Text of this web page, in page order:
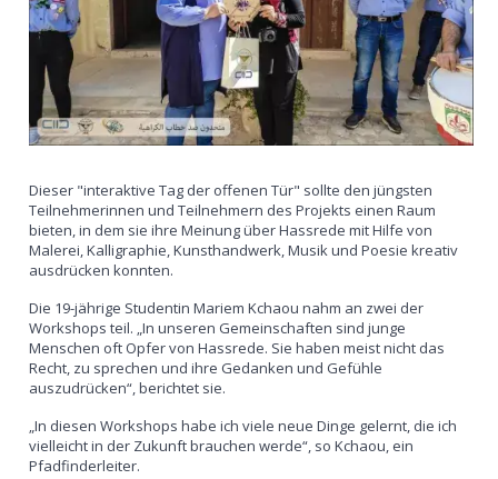
Dieser "interaktive Tag der offenen Tür" sollte den jüngsten
Teilnehmerinnen und Teilnehmern des Projekts einen Raum
bieten, in dem sie ihre Meinung über Hassrede mit Hilfe von
Malerei, Kalligraphie, Kunsthandwerk, Musik und Poesie kreativ
ausdrücken konnten.
Die 19-jährige Studentin Mariem Kchaou nahm an zwei der
Workshops teil. „In unseren Gemeinschaften sind junge
Menschen oft Opfer von Hassrede. Sie haben meist nicht das
Recht, zu sprechen und ihre Gedanken und Gefühle
auszudrücken“, berichtet sie.
„In diesen Workshops habe ich viele neue Dinge gelernt, die ich
vielleicht in der Zukunft brauchen werde“, so Kchaou, ein
Pfadfinderleiter.